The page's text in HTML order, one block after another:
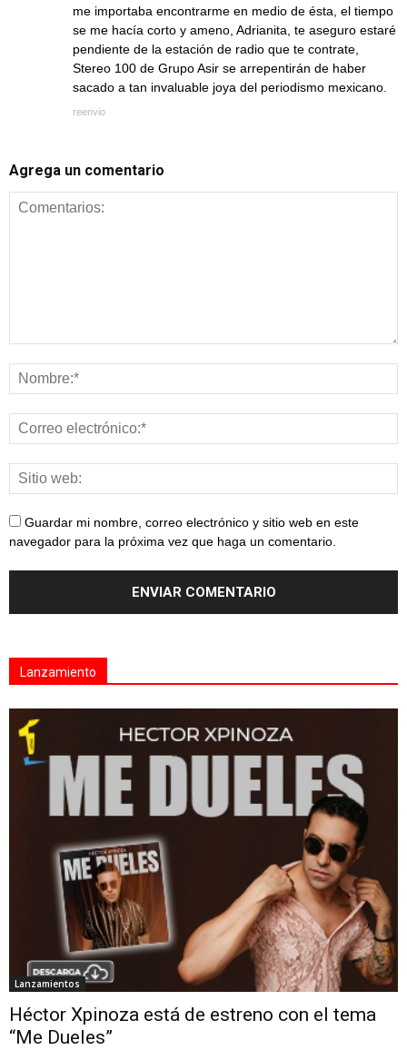
me importaba encontrarme en medio de ésta, el tiempo
se me hacía corto y ameno, Adrianita, te aseguro estaré
pendiente de la estación de radio que te contrate,
Stereo 100 de Grupo Asir se arrepentirán de haber
sacado a tan invaluable joya del periodismo mexicano.
reenvio
Agrega un comentario
Guardar mi nombre, correo electrónico y sitio web en este
navegador para la próxima vez que haga un comentario.
Lanzamiento
Lanzamientos
Héctor Xpinoza está de estreno con el tema
“Me Dueles”